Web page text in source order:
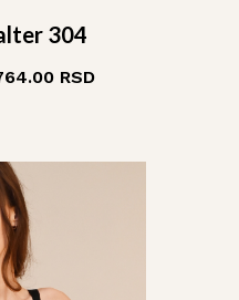
304
RSD